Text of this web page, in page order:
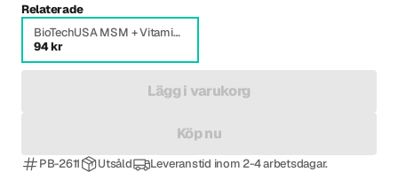
Relaterade
BioTechUSA MSM + Vitamin C 150 g
94 kr
Lägg i varukorg
Köp nu
PB-2611 Utsåld
Leveranstid inom 2-4 arbetsdagar.